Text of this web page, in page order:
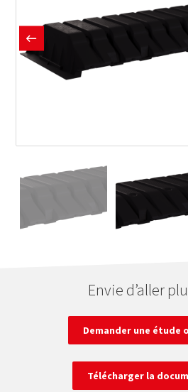
Envie d’aller
Demander une étude
Télécharger la